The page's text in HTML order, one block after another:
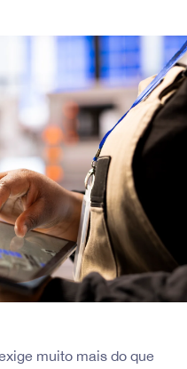
muito mais do que